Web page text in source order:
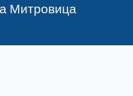
Митровица